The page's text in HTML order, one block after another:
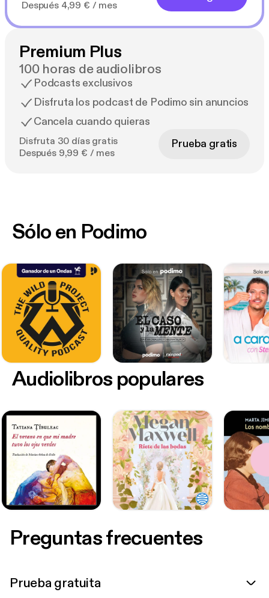
Después 4,99 € / mes
Premium Plus
100 horas de audiolibros
Podcasts exclusivos
Disfruta los podcast de Podimo sin anuncios
Cancela cuando quieras
Disfruta 30 días gratis
Después 9,99 € / mes
Prueba gratis
Sólo en Podimo
Audiolibros populares
Preguntas frecuentes
Prueba gratuita